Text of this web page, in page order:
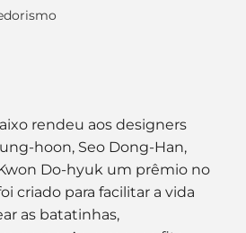
rendeu aos designers
hoon, Seo Dong-Han,
Do-hyuk um prêmio no
criado para facilitar a vida
as batatinhas,